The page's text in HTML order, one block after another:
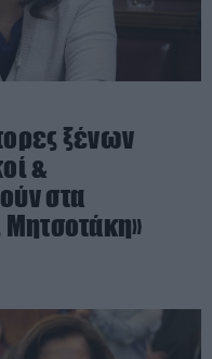
ξένων
&
στα
Μητσοτάκη»